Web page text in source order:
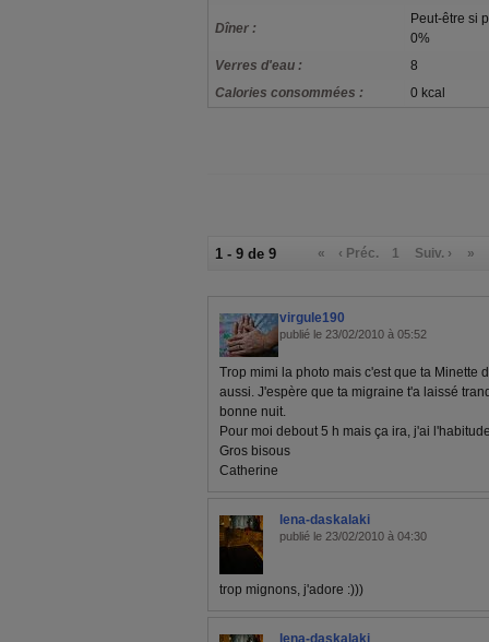
Dîner :
Peut-être si
0%
Verres d'eau :
8
Calories consommées :
0 kcal
1 - 9 de 9 « ‹ Préc. 1 Suiv. › »
virgule190
publié le 23/02/2010 à 05:52
Trop mimi la photo mais c'est que ta Minette
aussi. J'espère que ta migraine t'a laissé
bonne nuit.
Pour moi debout 5 h mais ça ira, j'ai
Gros bisous
Catherine
lena-daskalaki
publié le 23/02/2010 à 04:30
trop mignons, j'adore :)))
lena-daskalaki